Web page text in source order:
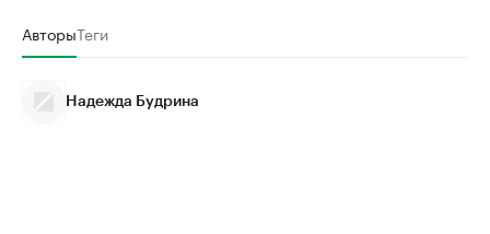
АвторыТеги
Надежда Будрина